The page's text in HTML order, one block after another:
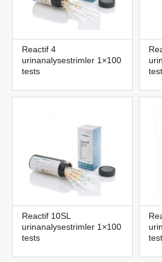
Reactif 4
urinanalysestrimler 1×100
tests
Reactif 10SL
urinanalysestrimler 1×100
tests